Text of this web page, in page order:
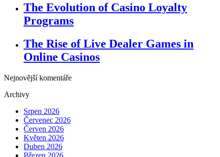
The Evolution of Casino Loyalty
Programs
The Rise of Live Dealer Games in
Online Casinos
Nejnovější komentáře
Archivy
Srpen 2026
Červenec 2026
Červen 2026
Květen 2026
Duben 2026
Březen 2026